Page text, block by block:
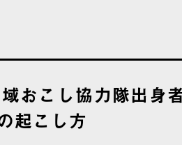
域おこし協力隊出身
起こし方